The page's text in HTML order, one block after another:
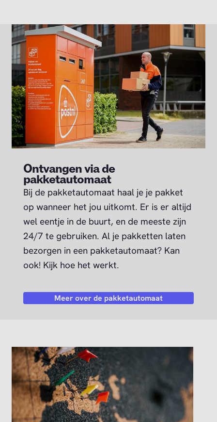
Ontvangen via de
pakketautomaat
Bij de pakketautomaat haal je je pakket
op wanneer het jou uitkomt. Er is er altijd
wel eentje in de buurt, en de meeste zijn
24/7 te gebruiken. Al je pakketten laten
bezorgen in een pakketautomaat? Kan
ook! Kijk hoe het werkt.
Meer over de pakketautomaat